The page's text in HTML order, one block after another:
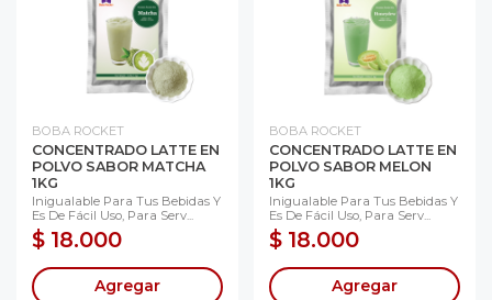
BOBA ROCKET
CONCENTRADO LATTE EN
POLVO SABOR MATCHA
1KG
Inigualable Para Tus Bebidas Y
Es De Fácil Uso, Para Serv...
$ 18.000
Agregar
BOBA ROCKET
CONCENTRADO LATTE EN
POLVO SABOR MELON
1KG
Inigualable Para Tus Bebidas Y
Es De Fácil Uso, Para Serv...
$ 18.000
Agregar